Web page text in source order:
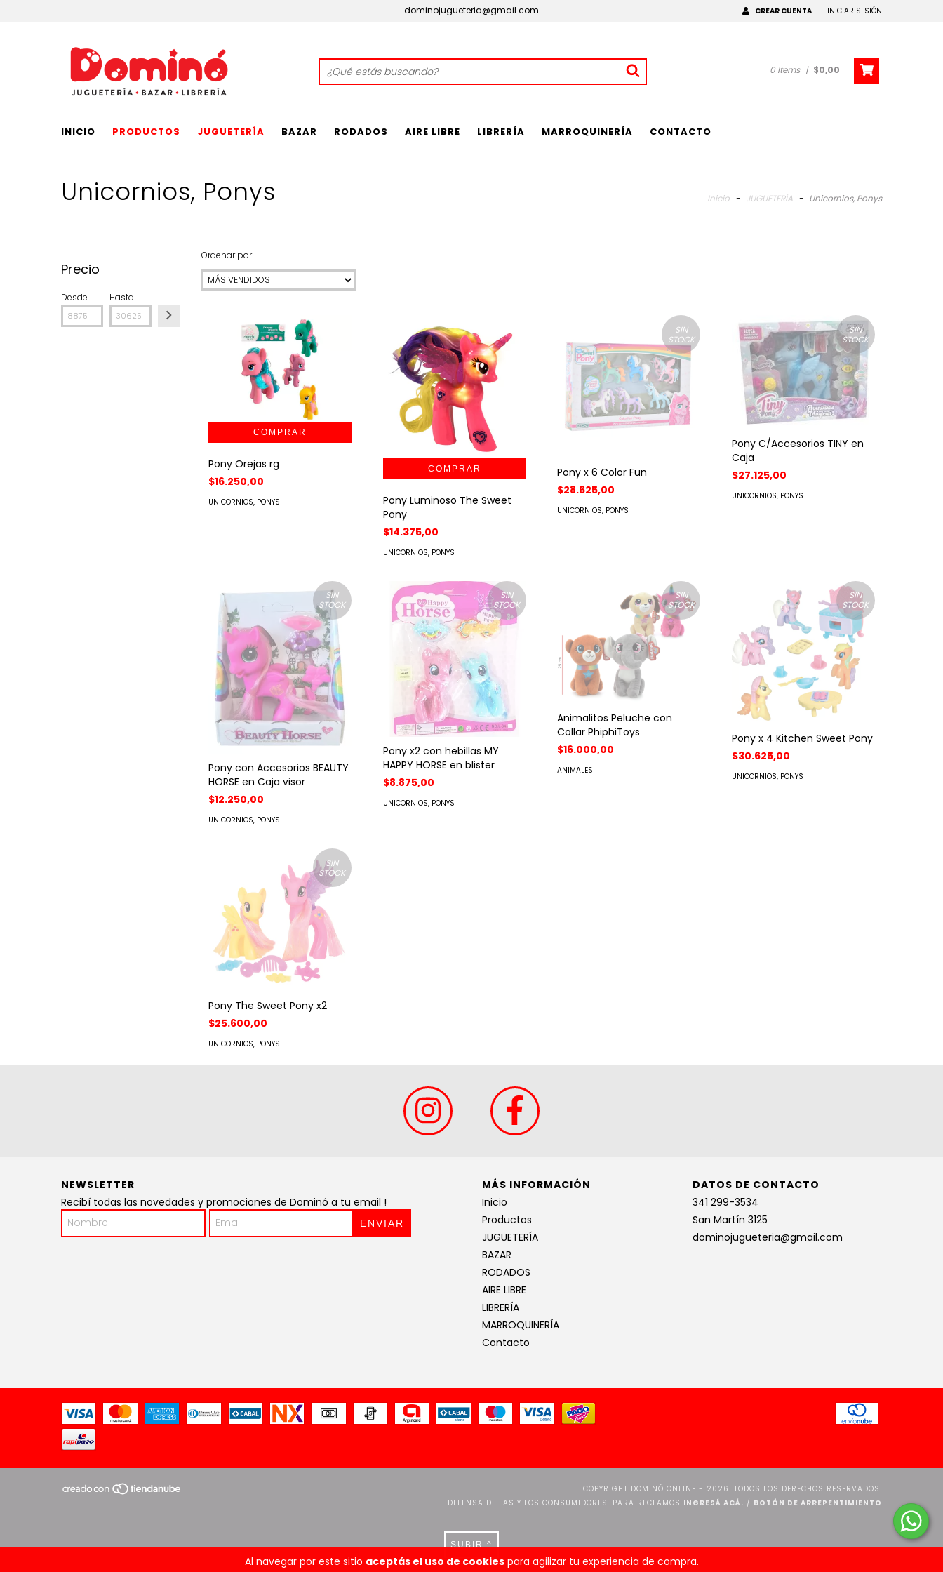
dominojugueteria@gmail.com CREAR CUENTA - INICIAR SESIÓN
Al navegar por este sitio aceptás el uso de cookiespara agilizar tu experiencia de compra.
0 Items | $0,00
INICIO PRODUCTOS JUGUETERÍA BAZAR RODADOS AIRE LIBRE LIBRERÍA MARROQUINERÍA CONTACTO
Unicornios, Ponys Inicio - JUGUETERÍA - Unicornios, Ponys
Precio
Desde Hasta
Ordenar por
Pony Orejas rg
$16.250,00
UNICORNIOS, PONYS
Pony Luminoso The Sweet
Pony
$14.375,00
UNICORNIOS, PONYS
SIN
STOCK
Pony x 6 Color Fun
$28.625,00
UNICORNIOS, PONYS
SIN
STOCK
Pony C/Accesorios TINY en
Caja
$27.125,00
UNICORNIOS, PONYS
SIN
STOCK
Pony con Accesorios BEAUTY
HORSE en Caja visor
$12.250,00
UNICORNIOS, PONYS
SIN
STOCK
Pony x2 con hebillas MY
HAPPY HORSE en blister
$8.875,00
UNICORNIOS, PONYS
SIN
STOCK
Animalitos Peluche con
Collar PhiphiToys
$16.000,00
ANIMALES
SIN
STOCK
Pony x 4 Kitchen Sweet Pony
$30.625,00
UNICORNIOS, PONYS
SIN
STOCK
Pony The Sweet Pony x2
$25.600,00
UNICORNIOS, PONYS
NEWSLETTER
Recibí todas las novedades y promociones de Dominó a tu email !
MÁS INFORMACIÓN
Inicio
Productos
JUGUETERÍA
BAZAR
RODADOS
AIRE LIBRE
LIBRERÍA
MARROQUINERÍA
Contacto
DATOS DE CONTACTO
341 299-3534
San Martín 3125
dominojugueteria@gmail.com
COPYRIGHT DOMINÓ ONLINE - 2026. TODOS LOS DERECHOS RESERVADOS.
DEFENSA DE LAS Y LOS CONSUMIDORES. PARA RECLAMOS INGRESÁ ACÁ. / BOTÓN DE ARREPENTIMIENTO
SUBIR ^